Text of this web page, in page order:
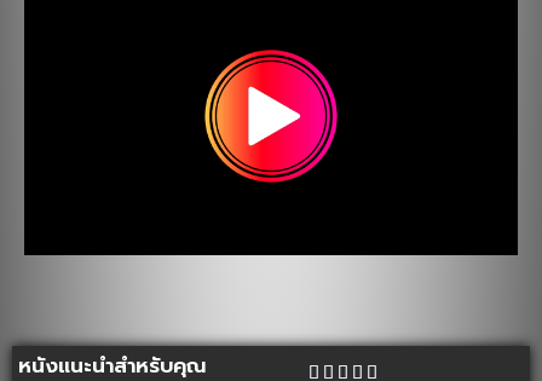
หนังแนะนำสำหรับคุณ     